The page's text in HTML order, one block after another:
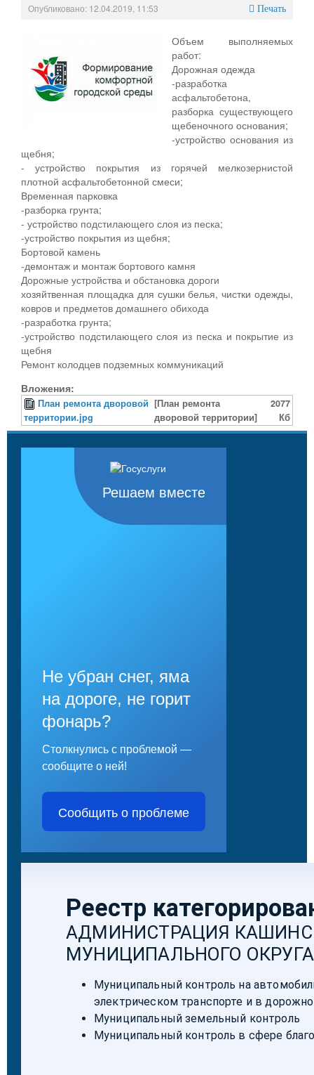
Опубликовано: 12.04.2019, 11:53 Печать
Объем выполняемых
работ:
Дорожная одежда
-разработка
асфальтобетона,
разборка существующего
щебеночного основания;
-устройство основания из
щебня;
- устройство покрытия из горячей мелкозернистой
плотной асфальтобетонной смеси;
Временная парковка
-разборка грунта;
- устройство подстилающего слоя из песка;
-устройство покрытия из щебня;
Бортовой камень
-демонтаж и монтаж бортового камня
Дорожные устройства и обстановка дороги
хозяйтвенная площадка для сушки белья, чистки одежды,
ковров и предметов домашнего обихода
-разработка грунта;
-устройство подстилающего слоя из песка и покрытие из
щебня
Ремонт колодцев подземных коммуникаций
Вложения:
План ремонта дворовой
территории.jpg
[План ремонта
дворовой территории]
2077
Кб
Решаем вместе
Не убран снег, яма
на дороге, не горит
фонарь?
Столкнулись с проблемой —
сообщите о ней!
Сообщить о проблеме